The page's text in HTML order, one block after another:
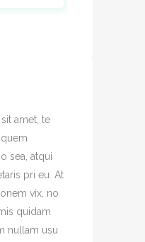
amet, te
sea, atqui
pri eu. At
vix, no
quidam
nullam usu